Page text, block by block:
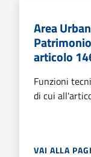
Area
articolo
Funzioni
di cui
VAI ALLA